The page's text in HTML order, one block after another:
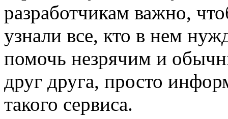
разработчикам важно,
узнали все, кто в нем
помочь незрячим и
друг друга, просто
такого сервиса.